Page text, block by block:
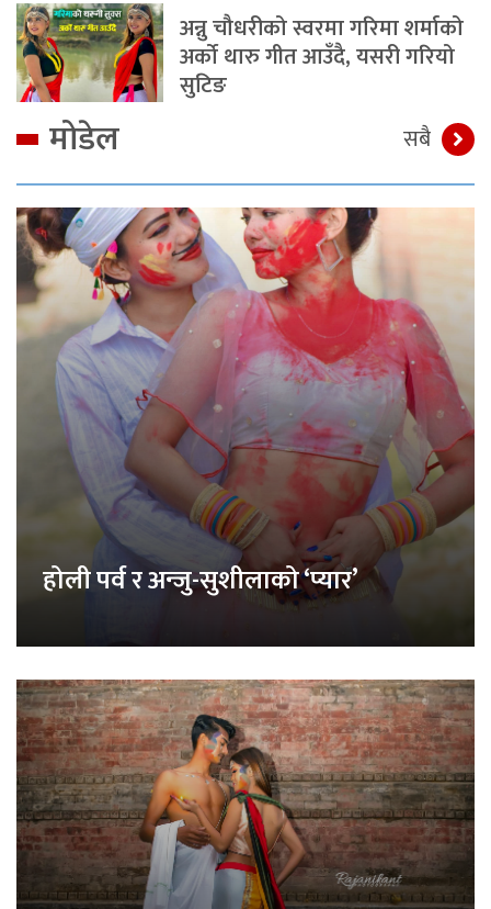
अन्नु चौधरीको स्वरमा गरिमा शर्माको
अर्को थारु गीत आउँदै, यसरी गरियो
सुटिङ
मोडेल सबै
होली पर्व र अन्जु-सुशीलाको ‘प्यार’